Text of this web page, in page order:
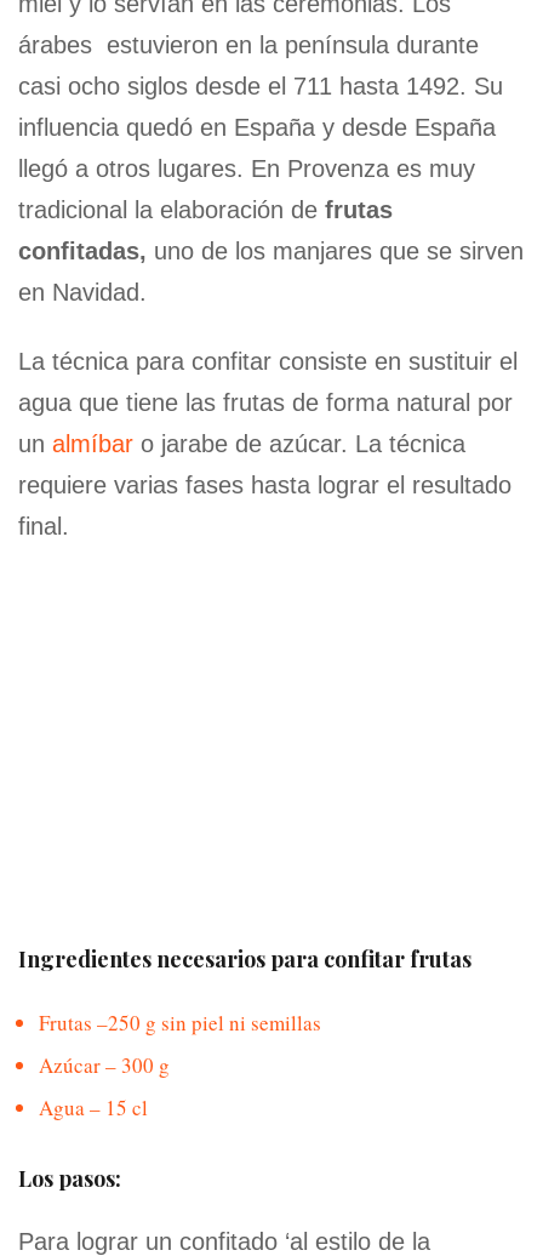
árabes estuvieron en la península durante
casi ocho siglos desde el 711 hasta 1492. Su
influencia quedó en España y desde España
llegó a otros lugares. En Provenza es muy
tradicional la elaboración de frutas
confitadas, uno de los manjares que se sirven
en Navidad.
La técnica para confitar consiste en sustituir el
agua que tiene las frutas de forma natural por
un almíbar o jarabe de azúcar. La técnica
requiere varias fases hasta lograr el resultado
final.
Ingredientes necesarios para confitar frutas
Frutas –250 g sin piel ni semillas
Azúcar – 300 g
Agua – 15 cl
Los pasos:
Para lograr un confitado ‘al estilo de la